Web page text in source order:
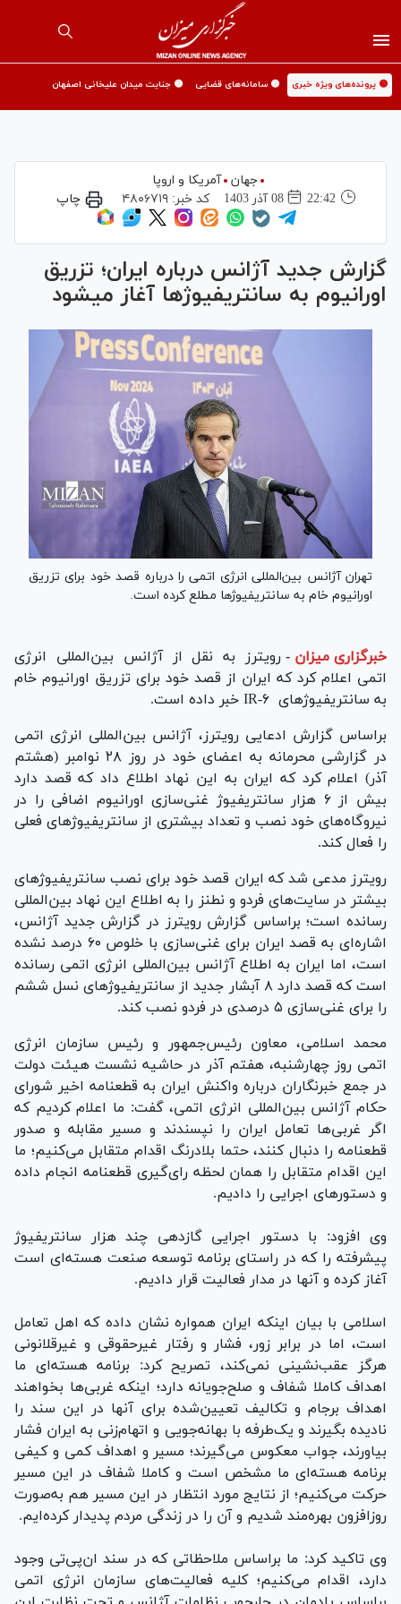
🟡 پرونده‌های ویژه خبری 🟡 سامانه‌های قضایی 🟡 جنایت میدان علیخانی اصفهان
جهان
آمریکا و اروپا
22:42
08 آذر 1403 کد خبر: ۴۸۰۶۷۱۹ چاپ
گزارش جدید آژانس درباره ایران؛ تزریق
اورانیوم به سانتریفیوژ‌ها آغاز می‎شود
تهران آژانس بین‌المللی انرژی اتمی را درباره قصد خود برای تزریق
اورانیوم خام به سانتریفیوژ‌ها مطلع کرده است.
خبرگزاری میزان - رویترز به نقل از آژانس بین‌المللی انرژی
اتمی اعلام کرد که ایران از قصد خود برای تزریق اورانیوم خام
به سانتریفیوژ‌های IR-۶ خبر داده است.
براساس گزارش ادعایی رویترز، آژانس بین‌المللی انرژی اتمی
در گزارشی محرمانه به اعضای خود در روز ۲۸ نوامبر (هشتم
آذر) اعلام کرد که ایران به این نهاد اطلاع داد که قصد دارد
بیش از ۶ هزار سانتریفیوژ غنی‌سازی اورانیوم اضافی را در
نیروگاه‌های خود نصب و تعداد بیشتری از سانتریفیوژ‌های فعلی
را فعال کند.
رویترز مدعی شد که ایران قصد خود برای نصب سانتریفیوژ‌های
بیشتر در سایت‌های فردو و نطنز را به اطلاع این نهاد بین‌المللی
رسانده است؛ براساس گزارش رویترز در گزارش جدید آژانس،
اشاره‌ای به قصد ایران برای غنی‌سازی با خلوص ۶۰ درصد نشده
است، اما ایران به اطلاع آژانس بین‌المللی انرژی اتمی رسانده
است که قصد دارد ۸ آبشار جدید از سانتریفیوژ‌های نسل ششم
را برای غنی‌سازی ۵ درصدی در فردو نصب کند.
محمد اسلامی، معاون رئیس‌جمهور و رئیس سازمان انرژی
اتمی روز چهارشنبه، هفتم آذر در حاشیه نشست هیئت دولت
در جمع خبرنگاران درباره واکنش ایران به قطعنامه اخیر شورای
حکام آژانس بین‌المللی انرژی اتمی، گفت: ما اعلام کردیم که
اگر غربی‌ها تعامل ایران را نپسندند و مسیر مقابله و صدور
قطعنامه را دنبال کنند، حتما بلادرنگ اقدام متقابل می‌کنیم؛ ما
این اقدام متقابل را همان لحظه رای‌گیری قطعنامه انجام داده
و دستور‌های اجرایی را دادیم.
وی افزود: با دستور اجرایی گازدهی چند هزار سانتریفیوژ
پیشرفته را که در راستای برنامه توسعه صنعت هسته‌ای است
آغاز کرده و آنها در مدار فعالیت قرار دادیم.
اسلامی با بیان اینکه ایران همواره نشان داده که اهل تعامل
است، اما در برابر زور، فشار و رفتار غیرحقوقی و غیرقلانونی
هرگز عقب‌نشینی نمی‌کند، تصریح کرد: برنامه هسته‌ای ما
اهداف کاملا شفاف و صلح‌جویانه دارد؛ اینکه غربی‌ها بخواهند
اهداف برجام و تکالیف تعیین‌شده برای آنها در این سند را
نادیده بگیرند و یک‌طرفه با بهانه‌جویی و اتهام‌زنی به ایران فشار
بیاورند، جواب معکوس می‌گیرند؛ مسیر و اهداف کمی و کیفی
برنامه هسته‌ای ما مشخص است و کاملا شفاف در این مسیر
حرکت می‌کنیم؛ از نتایج مورد انتظار در این مسیر هم به‌صورت
روزافزون بهره‌مند شدیم و آن را در زندگی مردم پدیدار کرده‌ایم.
وی تاکید کرد: ما براساس ملاحظاتی که در سند ان‌پی‌تی وجود
دارد، اقدام می‌کنیم؛ کلیه فعالیت‌های سازمان انرژی اتمی